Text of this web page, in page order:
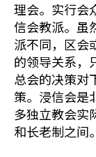
理会。实行会
信会教派。虽
派不同，区会
的领导关系，
总会的决策对
策。浸信会是
多独立教会实
和长老制之间。